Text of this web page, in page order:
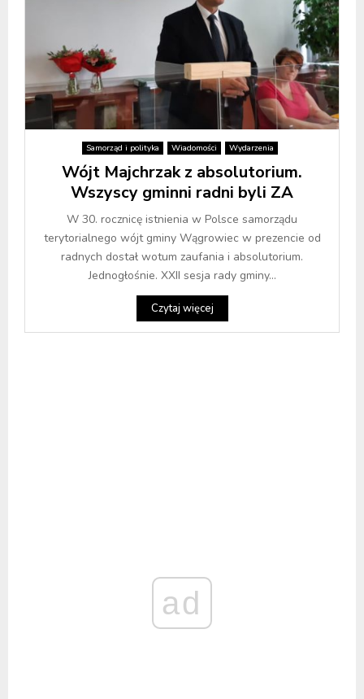
Samorząd i polityka Wiadomości Wydarzenia
Wójt Majchrzak z absolutorium.
Wszyscy gminni radni byli ZA
W 30. rocznicę istnienia w Polsce samorządu
terytorialnego wójt gminy Wągrowiec w prezencie od
radnych dostał wotum zaufania i absolutorium.
Jednogłośnie. XXII sesja rady gminy...
Czytaj więcej
ad